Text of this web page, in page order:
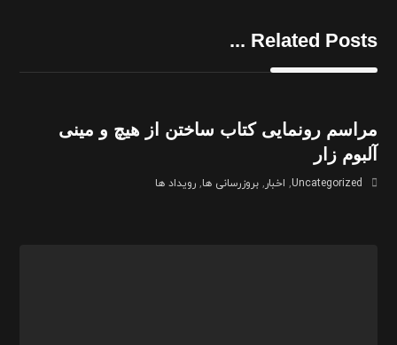
Related Posts ...
مراسم رونمایی کتاب ساختن از هیچ و مینی
آلبوم زار
Uncategorized
, اخبار,بروزرسانی ها,رویداد ها